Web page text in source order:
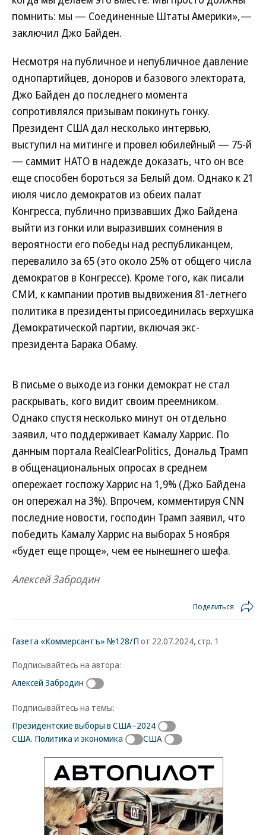
помнить: мы — Соединенные Штаты Америки»,—
заключил Джо Байден.
Несмотря на публичное и непубличное давление
однопартийцев, доноров и базового электората,
Джо Байден до последнего момента
сопротивлялся призывам покинуть гонку.
Президент США дал несколько интервью,
выступил на митинге и провел юбилейный — 75-й
— саммит НАТО в надежде доказать, что он все
еще способен бороться за Белый дом. Однако к 21
июля число демократов из обеих палат
Конгресса, публично призвавших Джо Байдена
выйти из гонки или выразивших сомнения в
вероятности его победы над республиканцем,
перевалило за 65 (это около 25% от общего числа
демократов в Конгрессе). Кроме того, как писали
СМИ, к кампании против выдвижения 81-летнего
политика в президенты присоединилась верхушка
Демократической партии, включая экс-
президента Барака Обаму.
В письме о выходе из гонки демократ не стал
раскрывать, кого видит своим преемником.
Однако спустя несколько минут он отдельно
заявил, что поддерживает Камалу Харрис. По
данным портала RealClearPolitics, Дональд Трамп
в общенациональных опросах в среднем
опережает госпожу Харрис на 1,9% (Джо Байдена
он опережал на 3%). Впрочем, комментируя CNN
последние новости, господин Трамп заявил, что
победить Камалу Харрис на выборах 5 ноября
«будет еще проще», чем ее нынешнего шефа.
Алексей Забродин
Поделиться
Газета «Коммерсантъ» №128/П от 22.07.2024, стр. 1
Подписывайтесь на автора:
Алексей Забродин
Подписывайтесь на темы:
Президентские выборы в США–2024
США. Политика и экономика
США